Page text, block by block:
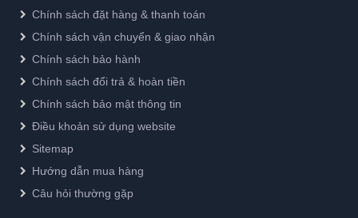
Chính sách đặt hàng & thanh toán
Chính sách vận chuyển & giao nhận
Chính sách bảo hành
Chính sách đổi trả & hoàn tiền
Chính sách bảo mật thông tin
Điều khoản sử dụng website
Sitemap
Hướng dẫn mua hàng
Câu hỏi thường gặp